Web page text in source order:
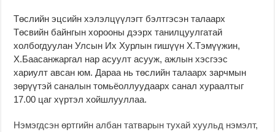
Төслийн эцсийн хэлэлцүүлэгт бэлтгэсэн талаарх
Төсвийн байнгын хорооны дээрх танилцуулгатай
холбогдуулан Улсын Их Хурлын гишүүн Х.Тэмүүжин,
Х.Баасанжаргал нар асуулт асууж, ажлын хэсгээс
хариулт авсан юм. Дараа нь төслийн талаарх зарчмын
зөрүүтэй саналын томьёоллуудаарх санал хураалтыг
17.00 цаг хүртэл хойшлууллаа.
Нэмэгдсэн өртгийн албан татварын тухай хуульд нэмэлт,